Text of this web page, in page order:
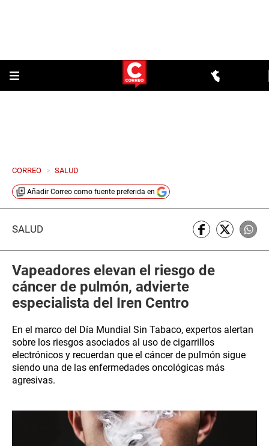
CORREO > SALUD
Añadir Correo como fuente preferida en
SALUD
Vapeadores elevan el riesgo de
cáncer de pulmón, advierte
especialista del Iren Centro
En el marco del Día Mundial Sin Tabaco, expertos alertan
sobre los riesgos asociados al uso de cigarrillos
electrónicos y recuerdan que el cáncer de pulmón sigue
siendo una de las enfermedades oncológicas más
agresivas.